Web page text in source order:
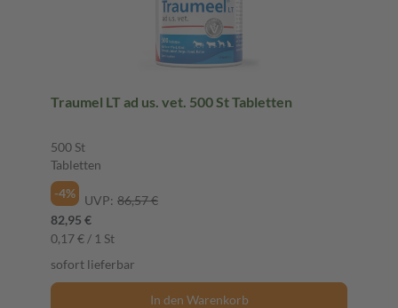
Traumel LT ad us. vet. 500 St Tabletten
500 St
Tabletten
-4%
UVP: 86,57 €
82,95 €
0,17 € / 1 St
sofort lieferbar
In den Warenkorb